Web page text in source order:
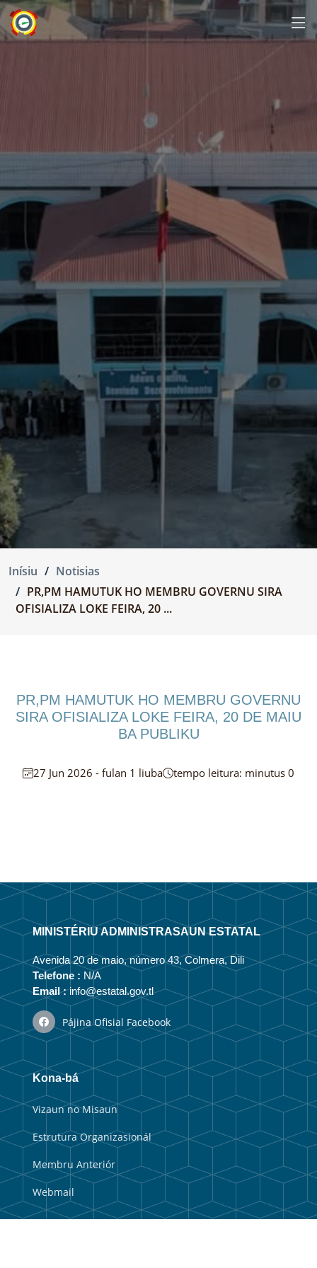
Inísiu
Notisias
PR,PM HAMUTUK HO MEMBRU GOVERNU SIRA
OFISIALIZA LOKE FEIRA, 20 ...
PR,PM HAMUTUK HO MEMBRU GOVERNU
SIRA OFISIALIZA LOKE FEIRA, 20 DE MAIU
BA PUBLIKU
27 Jun 2026 - fulan 1 liuba tempo leitura: minutus 0
MINISTÉRIU ADMINISTRASAUN ESTATAL
Avenida 20 de maio, número 43, Colmera, Dili
Telefone : N/A
Email :info@estatal.gov.tl
Pájina Ofisial Facebook
Kona-bá
Vizaun no Misaun
Estrutura Organizasionál
Membru Anteriór
Webmail